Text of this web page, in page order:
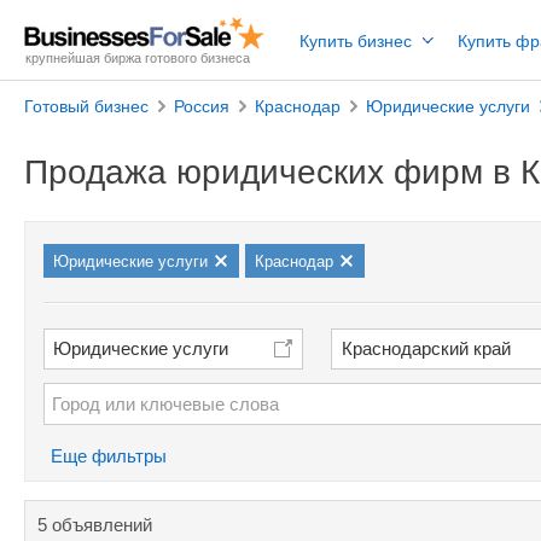
крупнейшая биржа готового бизнеса
Купить бизнес Купить
Готовый бизнес Россия Краснодар Юридические услуги
Продажа юридических фирм в
Юридические услуги Краснодар
Юридические услуги Краснодарский край
Еще фильтры
5 объявлений